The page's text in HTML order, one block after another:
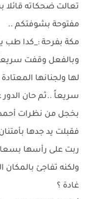
تعالت ضحكاته
مفتوحة بشوفتكم ..
مكة بفرحة :_كدا طب
وبالفعل وقفت
لها ولجنانها
سريعاً ..ثم حان
بخجل من نظرات أحمد
فقبلت يد جدها
ربت على رأسها
ولكنه تفاجئ بالمكان
غادة ؟